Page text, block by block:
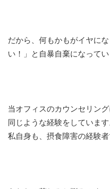
だから、何もかもがイヤに
い！」と自暴自棄になってい
当オフィスのカウンセリン
同じような経験をしています
私自身も、摂食障害の経験者